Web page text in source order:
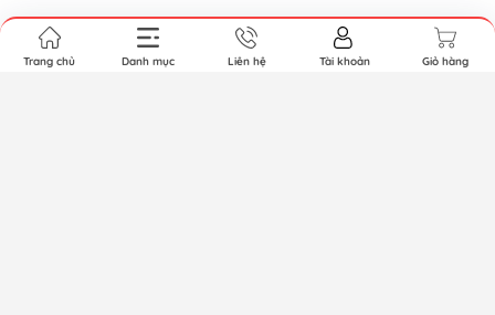
Trang chủ Danh mục Liên hệ Tài khoản Giỏ hàng